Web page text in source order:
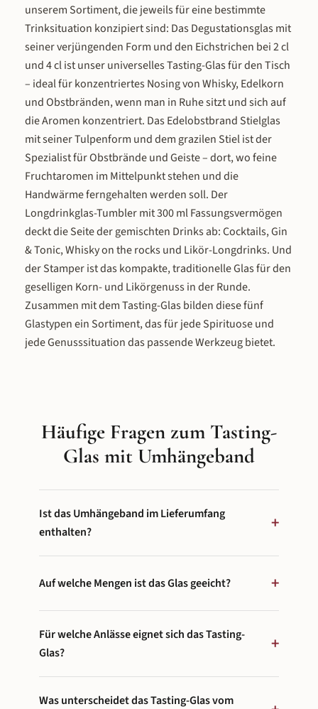
werden kann. So kommt das Set
aus dem Karton auf den
praktisch für den
eindrucksvoll für den
welche Anlässe eignen sich die
Geschenksets? Unsere
Geschenksets sind so vielseitig
Anlässe, zu denen sie
werden: als
Spirituosenliebhaber, als
für Gastgeber, als
Jubiläumsüberraschung, als
Kollegengeschenk zum Abschied,
Mitbringsel zu einer Einladung
Weihnachtsgeschenk unter dem
Durch die sechs verschiedenen
Varianten lässt sich das Set auf
Geschmack des Beschenkten
abstimmen – nussig, fruchtig,
oder whiskybasiert. Auch als
Geschenk sind die Sets ideal:
Gläser, eine Flasche und ein
gemeinsamer Genussmoment.
Geschenkverpackungen Hüllen
einzelne Flaschen.
unserem Sortiment, die jeweils für eine bestimmte
Trinksituation konzipiert sind: Das Degustationsglas mit
seiner verjüngenden Form und den Eichstrichen bei 2 cl
und 4 cl ist unser universelles Tasting-Glas für den Tisch
– ideal für konzentriertes Nosing von Whisky, Edelkorn
und Obstbränden, wenn man in Ruhe sitzt und sich auf
die Aromen konzentriert. Das Edelobstbrand Stielglas
mit seiner Tulpenform und dem grazilen Stiel ist der
Spezialist für Obstbrände und Geiste – dort, wo feine
Fruchtaromen im Mittelpunkt stehen und die
Handwärme ferngehalten werden soll. Der
Longdrinkglas-Tumbler mit 300 ml Fassungsvermögen
deckt die Seite der gemischten Drinks ab: Cocktails, Gin
& Tonic, Whisky on the rocks und Likör-Longdrinks. Und
der Stamper ist das kompakte, traditionelle Glas für den
geselligen Korn- und Likörgenuss in der Runde.
Zusammen mit dem Tasting-Glas bilden diese fünf
Glastypen ein Sortiment, das für jede Spirituose und
jede Genusssituation das passende Werkzeug bietet.
Häufige Fragen zum Tasting-
Glas mit Umhängeband
Ist das Umhängeband im Lieferumfang
enthalten?
+
Glashalter Umhängeband – beides ist im
Auf welche Mengen ist das Glas geeicht? +
2-cl-Markierung eignet sich für konzentrierte Nosing-
Portionen bei Tastings, die 4-cl-Markierung für einen
Für welche Anlässe eignet sich das Tasting-
Glas?
+
Messen und Genuss-Events, für private Tasting-
Was unterscheidet das Tasting-Glas vom